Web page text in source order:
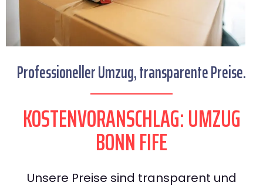
Professioneller Umzug, transparente Preise.
KOSTENVORANSCHLAG: UMZUG
BONN FIFE
Unsere Preise sind transparent und